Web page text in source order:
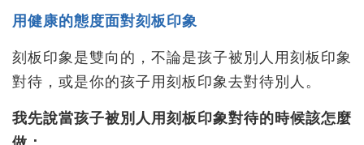
用健康的態度面對刻板印象
刻板印象是雙向的，不論是孩子被別人用刻板印象
對待，或是你的孩子用刻板印象去對待別人。
我先說當孩子被別人用刻板印象對待的時候該怎麼